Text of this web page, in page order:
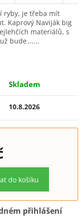
Skladem
10.8.2026
do košíku
přihlášení
ryby, je třeba mít
Kaprový Naviják big
materiálů, s
bude